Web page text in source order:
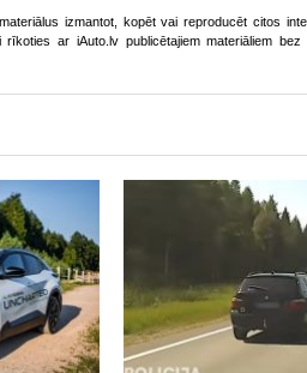
izmantot, kopēt vai reproducēt citos
ar iAuto.lv publicētajiem materiāliem